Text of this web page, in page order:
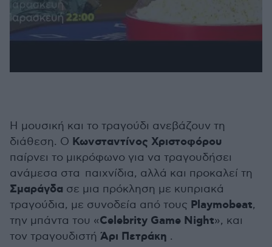
Η μουσική και το τραγούδι ανεβάζουν τη
διάθεση. Ο Κωνσταντίνος Χριστοφόρου
παίρνει το μικρόφωνο για να τραγουδήσει
ανάμεσα στα παιχνίδια, αλλά και προκαλεί τη
Σμαράγδα σε μια πρόκληση με κυπριακά
τραγούδια, με συνοδεία από τους Playmobeat,
την μπάντα του «Celebrity Game Night», και
τον τραγουδιστή Άρι Πετράκη .